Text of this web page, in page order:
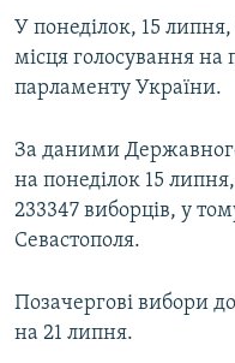
У понеділок, 15
місця голосування на
парламенту України.
За даними
на понеділок 15
233347 виборців, у
Севастополя.
Позачергові вибори
на 21 липня.